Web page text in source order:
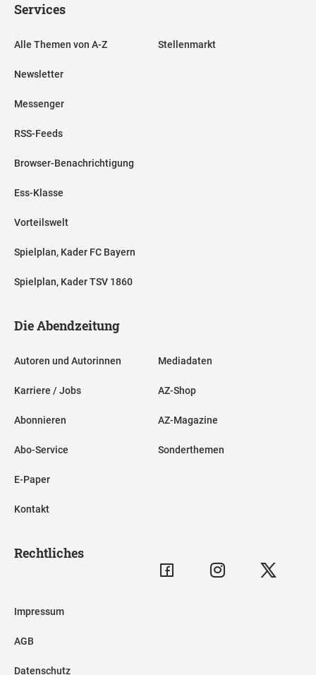
Services
Alle Themen von A-Z
Newsletter
Messenger
RSS-Feeds
Browser-Benachrichtigung
Ess-Klasse
Vorteilswelt
Spielplan, Kader FC Bayern
Spielplan, Kader TSV 1860
Stellenmarkt
Die Abendzeitung
Autoren und Autorinnen
Karriere / Jobs
Abonnieren
Abo-Service
E-Paper
Kontakt
Mediadaten
AZ-Shop
AZ-Magazine
Sonderthemen
Rechtliches
Impressum
AGB
Datenschutz